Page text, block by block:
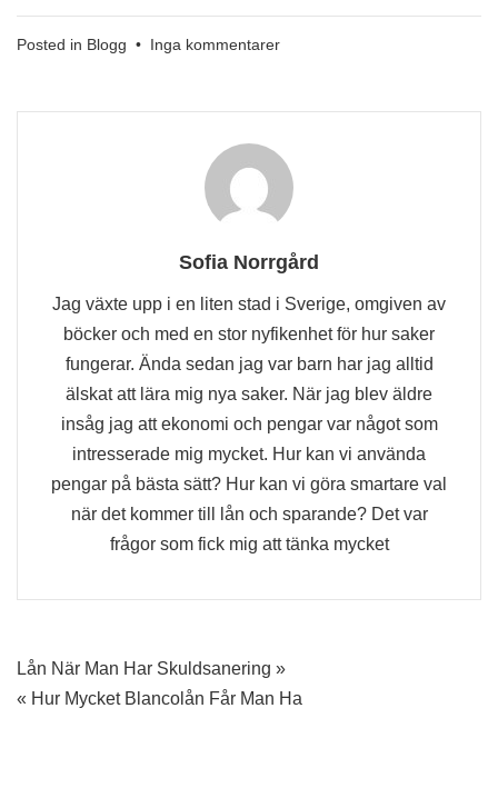
Posted in Blogg • Inga kommentarertill
Sofia Norrgård
Jag växte upp i en liten stad i Sverige, omgiven av
böcker och med en stor nyfikenhet för hur saker
fungerar. Ända sedan jag var barn har jag alltid
älskat att lära mig nya saker. När jag blev äldre
insåg jag att ekonomi och pengar var något som
intresserade mig mycket. Hur kan vi använda
pengar på bästa sätt? Hur kan vi göra smartare val
när det kommer till lån och sparande? Det var
frågor som fick mig att tänka mycket
Inläggsnavigering
Lån När Man Har Skuldsanering »
« Hur Mycket Blancolån Får Man Ha